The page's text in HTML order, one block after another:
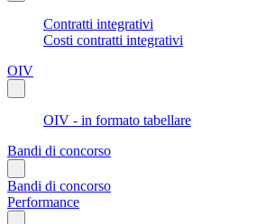
Contratti integrativi
Costi contratti integrativi
OIV
OIV - in formato tabellare
Bandi di concorso
Bandi di concorso
Performance